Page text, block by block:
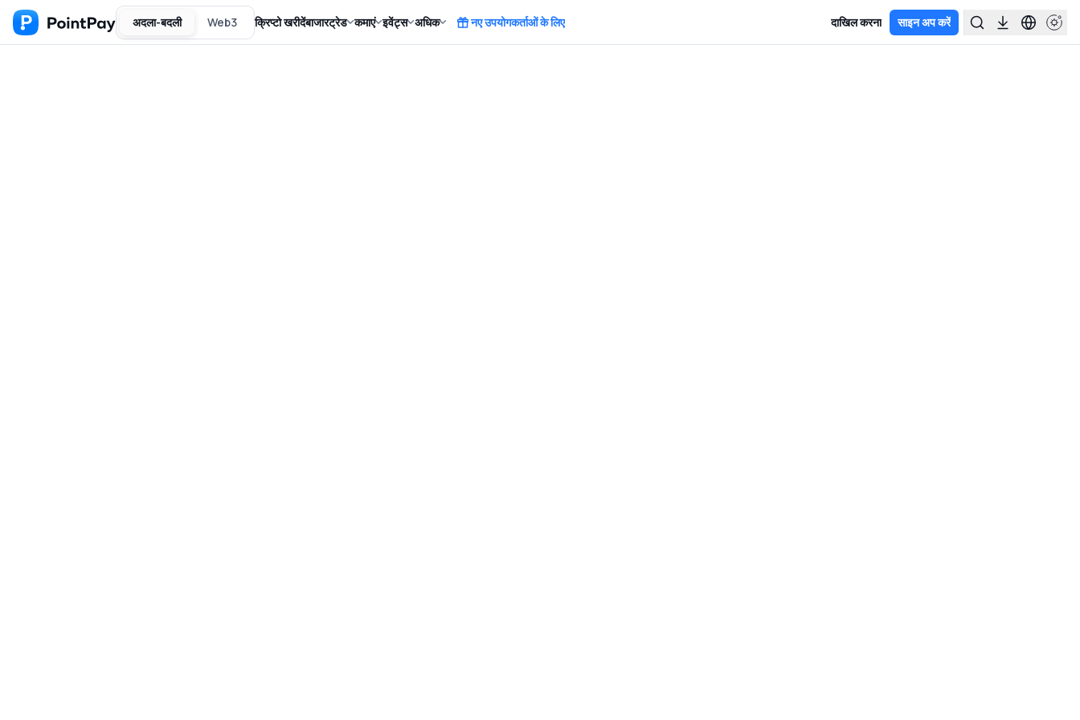
अदला-बदली Web3 क्रिप्टो खरीदेंबाजारट्रेड कमाएं इवेंट्स अधिक नए उपयोगकर्ताओं के लिए दाखिल करना साइन अप करें